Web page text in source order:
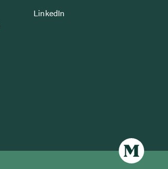
LinkedIn